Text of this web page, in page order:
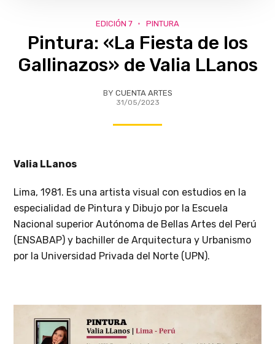
EDICIÓN 7 PINTURA
Pintura: «La Fiesta de los
Gallinazos» de Valia LLanos
BY CUENTA ARTES
31/05/2023
Valia LLanos
Lima, 1981. Es una artista visual con estudios en la
especialidad de Pintura y Dibujo por la Escuela
Nacional superior Autónoma de Bellas Artes del Perú
(ENSABAP) y bachiller de Arquitectura y Urbanismo
por la Universidad Privada del Norte (UPN).